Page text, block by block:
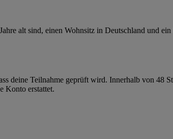
alt sind, einen Wohnsitz in Deutschland und
deine Teilnahme geprüft wird. Innerhalb von 48
Konto erstattet.